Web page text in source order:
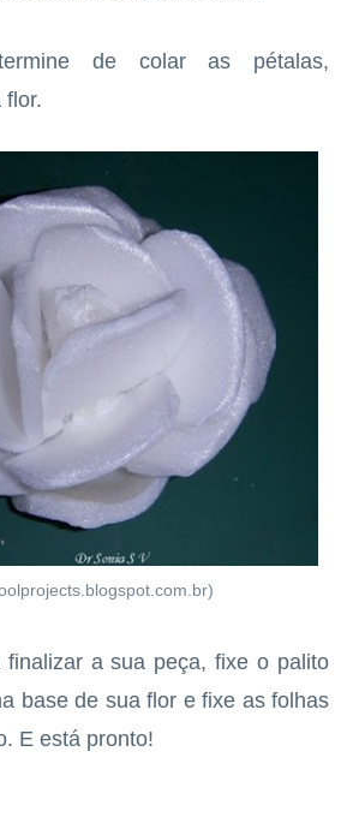
de colar as pétalas,
flor.
finalizar a sua peça, fixe o palito
base de sua flor e fixe as folhas
E está pronto!